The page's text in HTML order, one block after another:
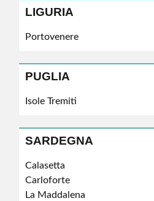
LIGURIA
Portovenere
PUGLIA
Isole Tremiti
SARDEGNA
Calasetta
Carloforte
La Maddalena